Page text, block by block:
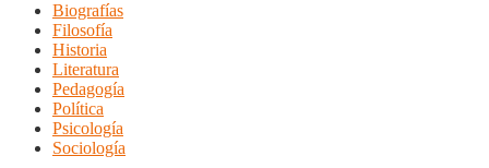
Biografías
Filosofía
Historia
Literatura
Pedagogía
Política
Psicología
Sociología